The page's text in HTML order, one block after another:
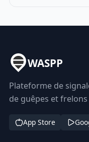
WASPP
Plateforme de
de guêpes et
App Store